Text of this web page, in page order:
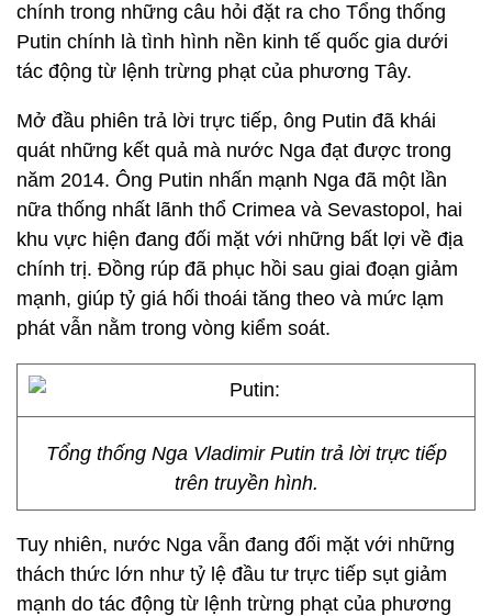
chính trong những câu hỏi đặt ra cho Tổng thống
Putin chính là tình hình nền kinh tế quốc gia dưới
tác động từ lệnh trừng phạt của phương Tây.
Mở đầu phiên trả lời trực tiếp, ông Putin đã khái
quát những kết quả mà nước Nga đạt được trong
năm 2014. Ông Putin nhấn mạnh Nga đã một lần
nữa thống nhất lãnh thổ Crimea và Sevastopol, hai
khu vực hiện đang đối mặt với những bất lợi về địa
chính trị. Đồng rúp đã phục hồi sau giai đoạn giảm
mạnh, giúp tỷ giá hối thoái tăng theo và mức lạm
phát vẫn nằm trong vòng kiểm soát.
Tổng thống Nga Vladimir Putin trả lời trực tiếp
trên truyền hình.
Tuy nhiên, nước Nga vẫn đang đối mặt với những
thách thức lớn như tỷ lệ đầu tư trực tiếp sụt giảm
mạnh do tác động từ lệnh trừng phạt của phương